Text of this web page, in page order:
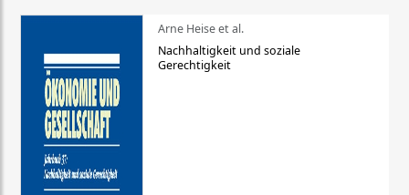
Arne Heise et al.
Nachhaltigkeit und soziale
Gerechtigkeit